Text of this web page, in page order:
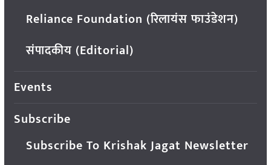
Reliance Foundation (रिलायंस फाउंडेशन)
संपादकीय (Editorial)
Events
Subscribe
Subscribe To Krishak Jagat Newsletter